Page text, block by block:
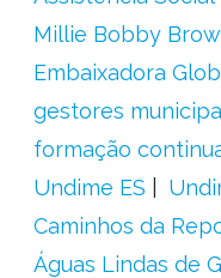
Millie Bobby
Embaixadora
gestores
formação
Undime ES
Caminhos da
Águas Lindas de